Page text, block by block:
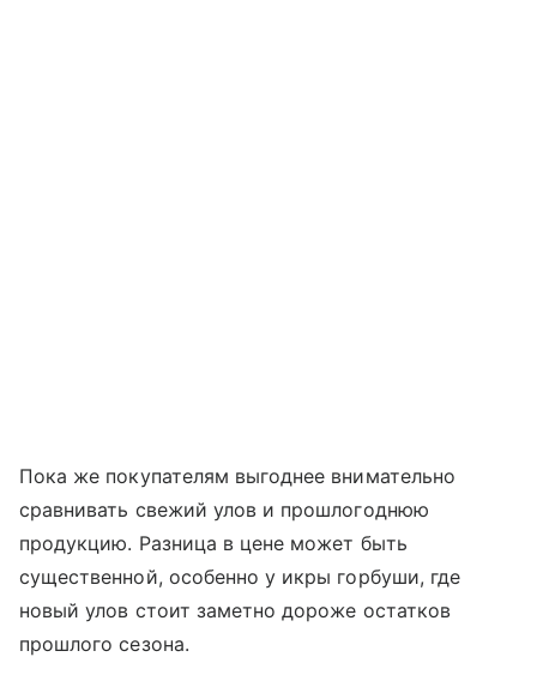
Пока же покупателям выгоднее внимательно
сравнивать свежий улов и прошлогоднюю
продукцию. Разница в цене может быть
существенной, особенно у икры горбуши, где
новый улов стоит заметно дороже остатков
прошлого сезона.